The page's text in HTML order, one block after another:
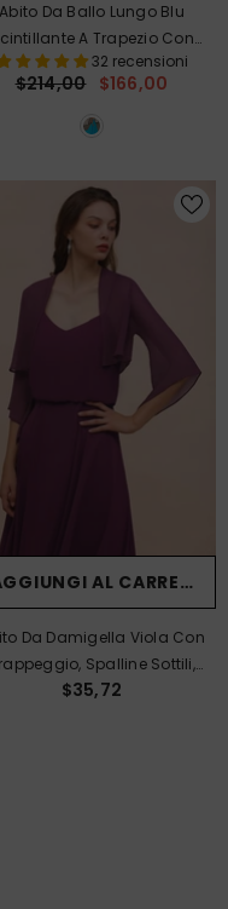
Abito Da Ballo Lungo Blu
A Trapezio Con
Scoperte E Decorazioni Di
Perline.
32 recensioni
$214,00 $166,00
AL CARRELLO
Da Damigella Viola Con
Spalline Sottili,
Fino Al Pavimento,
$35,72